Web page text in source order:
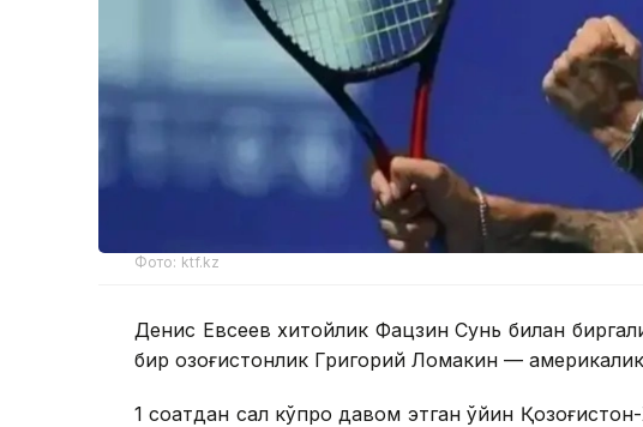
Фото: ktf.kz
Денис Евсеев хитойлик Фацзин Сунь билан
бир қозоғистонлик Григорий Ломакин —
1 соатдан сал кўпроқ давом этган ўйин